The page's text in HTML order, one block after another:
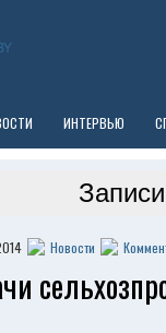
ИНТЕРВЬЮ
Новости